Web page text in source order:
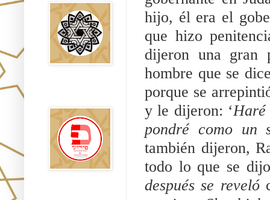
hijo, él era el
que hizo
dijeron una gran
hombre que se
porque se
y le dijeron: ‘Haré
pondré como un
también dijeron,
todo lo que se
después se reveló